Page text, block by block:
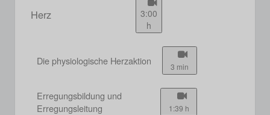
Herz
3:00
h
Die physiologische Herzaktion 3 min
Erregungsbildung und
Erregungsleitung
1:39 h